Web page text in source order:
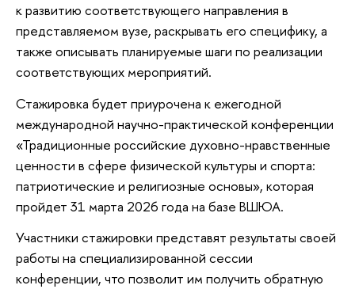
к развитию соответствующего направления в
представляемом вузе, раскрывать его специфику, а
также описывать планируемые шаги по реализации
соответствующих мероприятий.
Стажировка будет приурочена к ежегодной
международной научно-практической конференции
«Традиционные российские духовно-нравственные
ценности в сфере физической культуры и спорта:
патриотические и религиозные основы», которая
пройдет 31 марта 2026 года на базе ВШЮА.
Участники стажировки представят результаты своей
работы на специализированной сессии
конференции, что позволит им получить обратную